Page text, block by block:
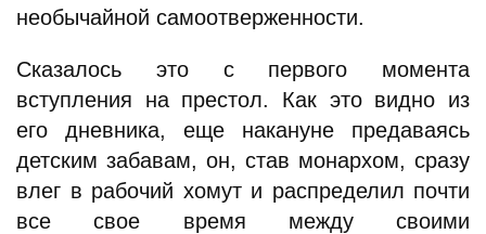
необычайной самоотверженности.
Сказалось это с первого момента
вступления на престол. Как это видно из
его дневника, еще накануне предаваясь
детским забавам, он, став монархом, сразу
влег в рабочий хомут и распределил почти
все свое время между своими